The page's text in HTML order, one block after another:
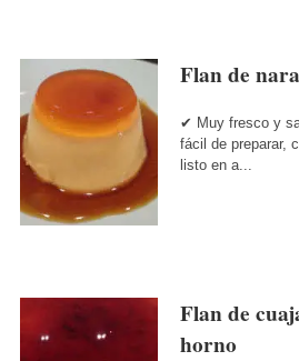
Flan de
✔ Muy fresco y
fácil de preparar,
listo en a...
Flan de
horno